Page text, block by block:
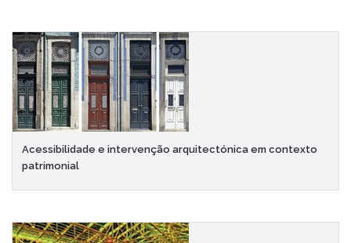
Acessibilidade e intervenção arquitectónica em contexto
patrimonial